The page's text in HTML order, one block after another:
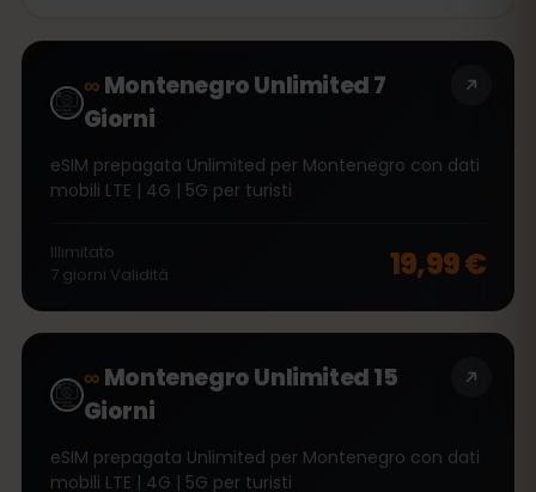
∞Montenegro Unlimited 7
Giorni
eSIM prepagata Unlimited per Montenegro con dati
mobili LTE | 4G | 5G per turisti
Illimitato
7 giorni Validità 19,99 €
∞Montenegro Unlimited 15
Giorni
eSIM prepagata Unlimited per Montenegro con dati
mobili LTE | 4G | 5G per turisti